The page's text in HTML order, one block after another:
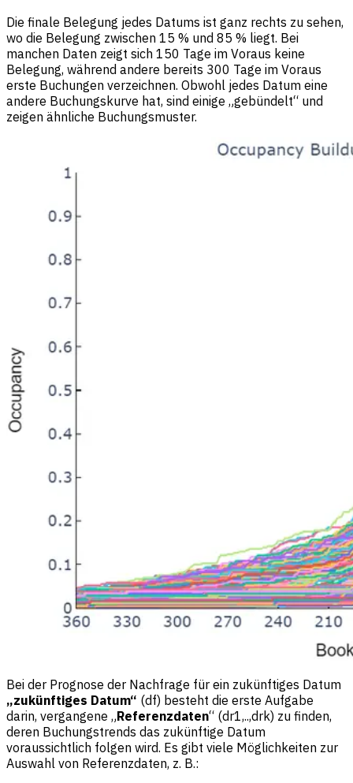
Die finale Belegung jedes Datums ist ganz rechts zu sehen,
wo die Belegung zwischen 15 % und 85 % liegt. Bei
manchen Daten zeigt sich 150 Tage im Voraus keine
Belegung, während andere bereits 300 Tage im Voraus
erste Buchungen verzeichnen. Obwohl jedes Datum eine
andere Buchungskurve hat, sind einige „gebündelt“ und
zeigen ähnliche Buchungsmuster.
Bei der Prognose der Nachfrage für ein zukünftiges Datum
„zukünftiges Datum“ (df) besteht die erste Aufgabe
darin, vergangene „Referenzdaten“ (dr1,..,drk) zu finden,
deren Buchungstrends das zukünftige Datum
voraussichtlich folgen wird. Es gibt viele Möglichkeiten zur
Auswahl von Referenzdaten, z. B.: